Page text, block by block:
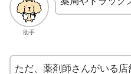
助手
ただ、薬剤師さんがいる店